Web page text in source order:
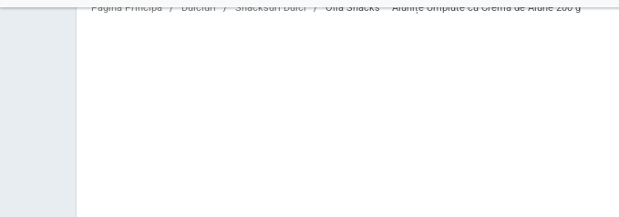
Pagina Principă Dulciuri Snacksuri Dulci Olla Snacks – Alunițe Umplute cu Cremă de Alune 200 g